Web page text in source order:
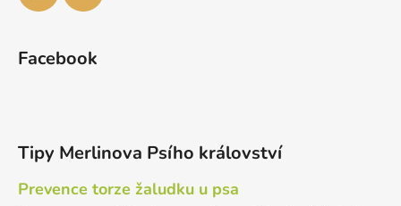
Facebook
Tipy Merlinova Psího království
Prevence torze žaludku u psa